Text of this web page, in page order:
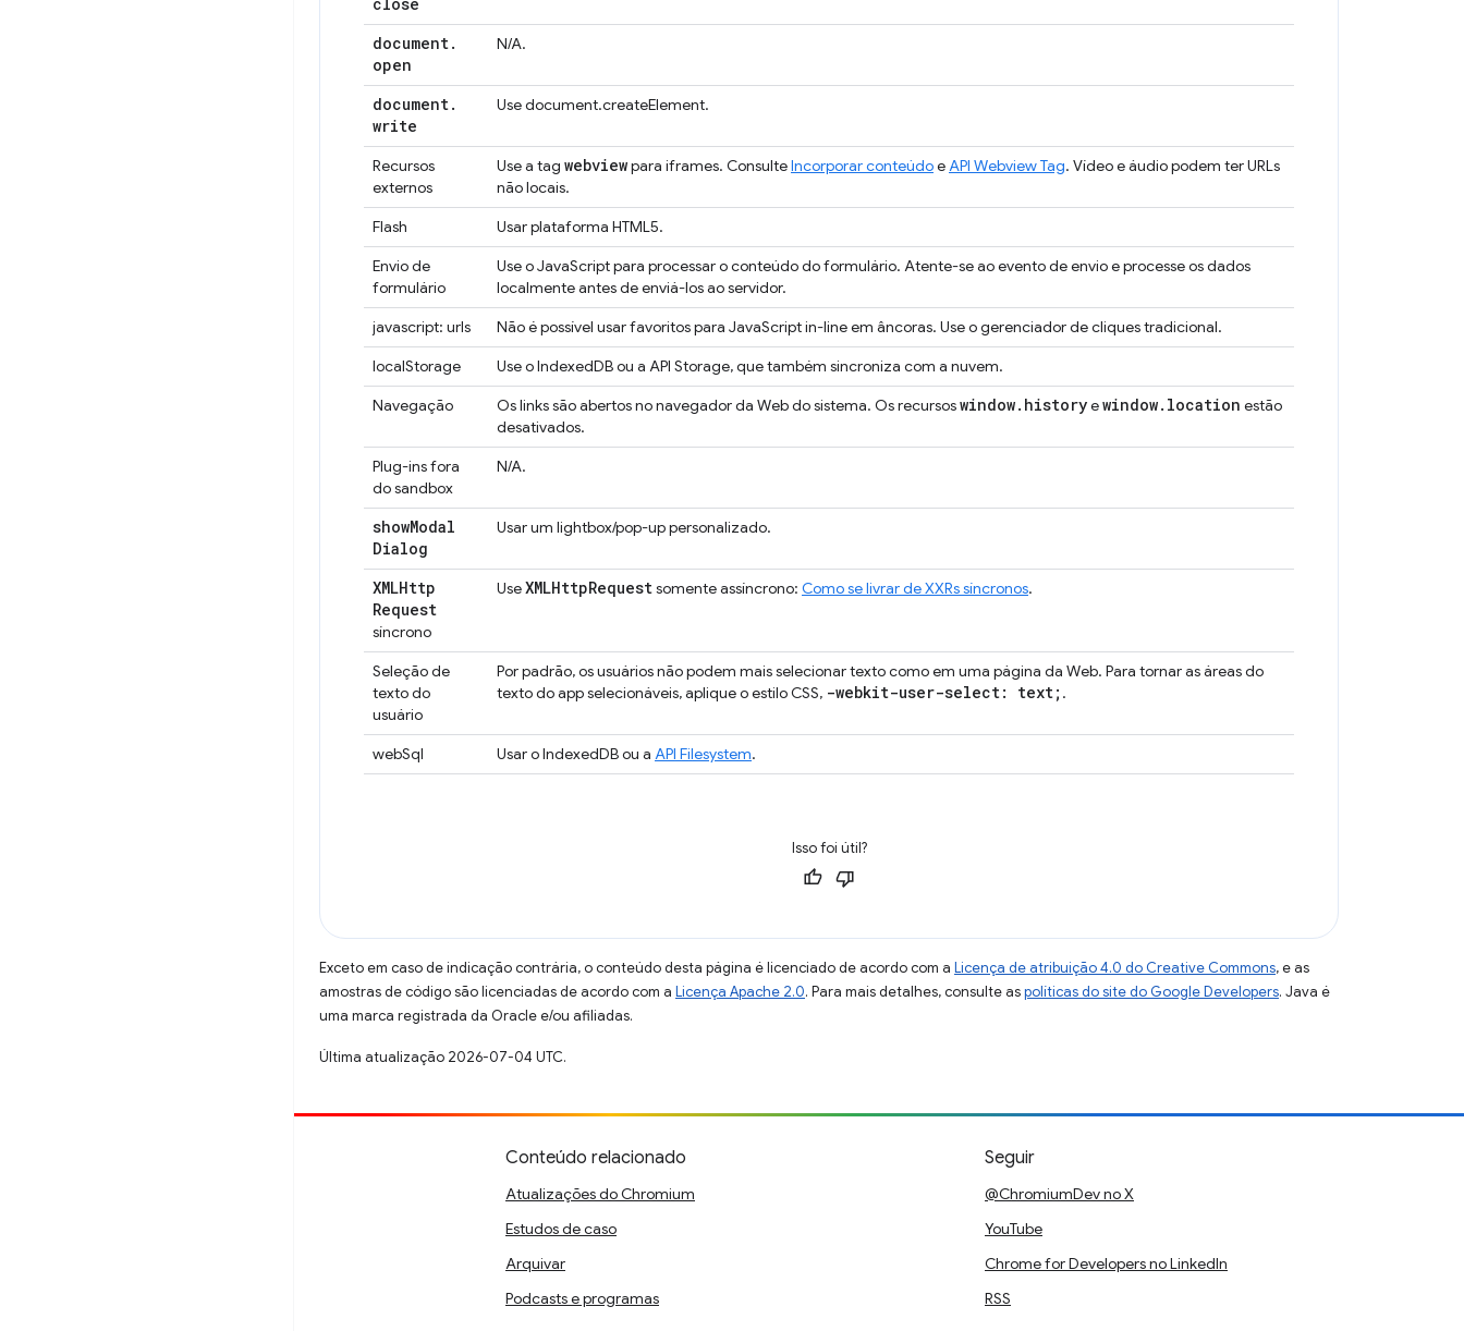
document.
open
N/A.
document.
write
Use document.createElement.
Recursos
externos
Use a tag webviewpara iframes. ConsulteIncorporar conteúdoeAPI Webview Tag. Vídeo e áudio podem ter URLs
não locais.
Flash
Usar plataforma HTML5.
Envio de
formulário
Use o JavaScript para processar o conteúdo do formulário. Atente-se ao evento de envio e processe os dados
localmente antes de enviá-los ao servidor.
javascript: urls
Não é possível usar favoritos para JavaScript in-line em âncoras. Use o gerenciador de cliques tradicional.
localStorage
Use o IndexedDB ou a API Storage, que também sincroniza com a nuvem.
Navegação
Os links são abertos no navegador da Web do sistema. Os recursoswindow. historyewindow. location estão
desativados.
Plug-ins fora
do sandbox
N/A.
showModal
Dialog
Usar um lightbox/pop-up personalizado.
XMLHttp
Request
síncrono
UseXMLHttpRequestsomente assíncrono: Como se livrar de XXRs síncronos.
Seleção de
texto do
usuário
Por padrão, os usuários não podem mais selecionar texto como em uma página da Web. Para tornar as áreas do
texto do app selecionáveis, aplique o estilo CSS, -webkit-user-select: text; .
webSql Usar o IndexedDB ou a API Filesystem.
Isso foi útil?
Exceto em caso de indicação contrária, o conteúdo desta página é licenciado de acordo com a Licença de atribuição 4.0 do Creative Commons, e as
amostras de código são licenciadas de acordo com a Licença Apache 2.0. Para mais detalhes, consulte aspolíticas do site do Google Developers. Java é
uma marca registrada da Oracle e/ou afiliadas.
Última atualização 2026-07-04 UTC.
Conteúdo relacionado
Atualizações do Chromium
Estudos de caso
Arquivar
Podcasts e programas
Seguir
@ChromiumDev no X
YouTube
Chrome for Developers no LinkedIn
RSS